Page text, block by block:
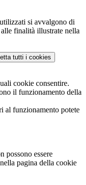
si avvalgono di
finalità illustrate nella
tutti i cookies
cookie consentire.
il funzionamento della
al funzionamento potete
possono essere
pagina della cookie